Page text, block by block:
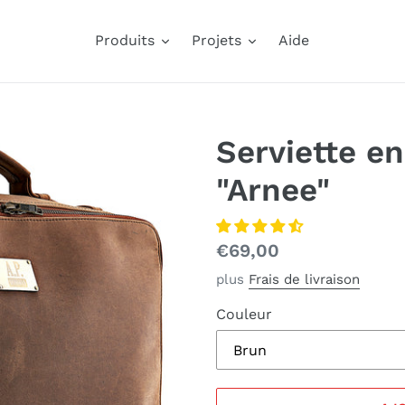
Produits Projets Aide
Serviette
"Arnee"
Prix
normal
€69,00
plus Frais de livraison
Couleur